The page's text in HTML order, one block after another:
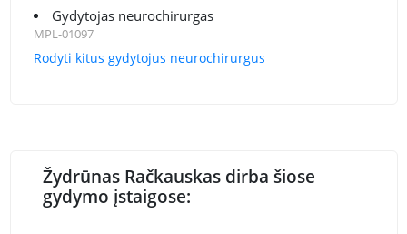
Gydytojas neurochirurgas
MPL-01097
Rodyti kitus gydytojus neurochirurgus
Žydrūnas Račkauskas dirba šiose
gydymo įstaigose: